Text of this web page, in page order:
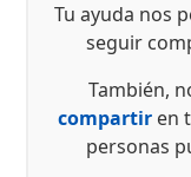
Tu ayuda nos
seguir
También,
compartir en
personas